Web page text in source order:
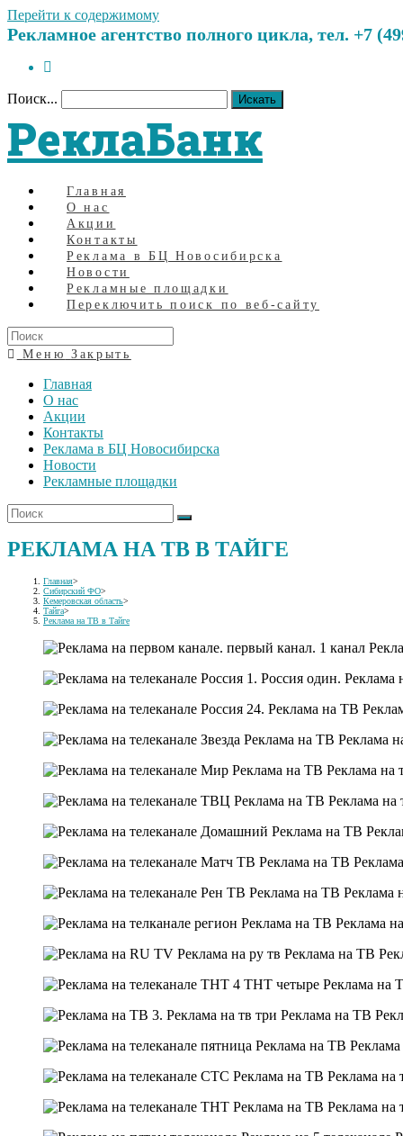
Перейти к содержимому
Рекламное агентство полного цикла, тел. +7
Поиск... Искать
РеклаБанк
Главная
О нас
Акции
Контакты
Реклама в БЦ Новосибирска
Новости
Рекламные площадки
Переключить поиск по веб-сайту
Меню Закрыть
Главная
О нас
Акции
Контакты
Реклама в БЦ Новосибирска
Новости
Рекламные площадки
РЕКЛАМА НА ТВ В ТАЙГЕ
Главная>
Сибирский ФО>
Кемеровская область>
Тайга>
Реклама на ТВ в Тайге